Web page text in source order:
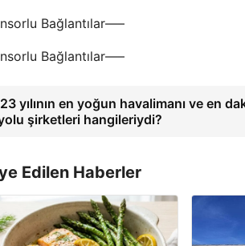
Bağlantılar—–
Bağlantılar—–
yılının en yoğun havalimanı ve en
şirketleri hangileriydi?
Edilen Haberler